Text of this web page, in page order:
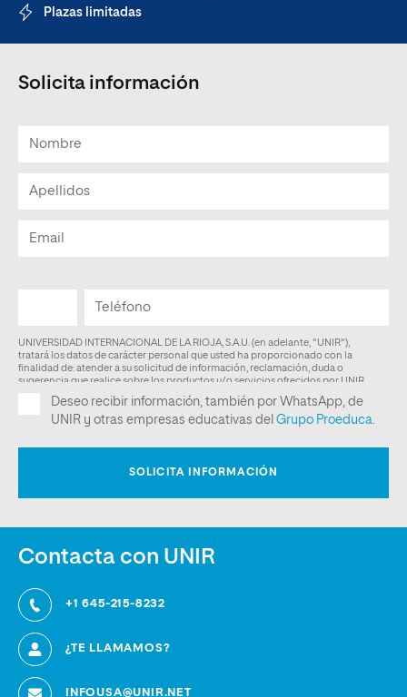
Plazas limitadas
Solicita información
Contacta con UNIR
+1 645-215-8232
¿TE LLAMAMOS?
INFOUSA@UNIR.NET